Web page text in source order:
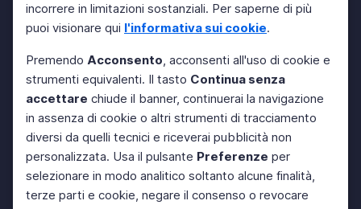
incorrere in limitazioni sostanziali. Per saperne di più
puoi visionare qui l'informativa sui cookie.
Premendo Acconsento, acconsenti all'uso di cookie e
strumenti equivalenti. Il tasto Continua senza
accettare chiude il banner, continuerai la navigazione
in assenza di cookie o altri strumenti di tracciamento
diversi da quelli tecnici e riceverai pubblicità non
personalizzata. Usa il pulsante Preferenze per
selezionare in modo analitico soltanto alcune finalità,
terze parti e cookie, negare il consenso o revocare